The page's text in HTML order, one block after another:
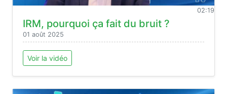
02:19
IRM, pourquoi ça fait du bruit ?
01 août 2025
Voir la vidéo